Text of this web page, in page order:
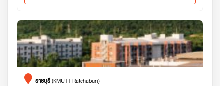
ราชบุรี(KMUTT Ratchaburi)